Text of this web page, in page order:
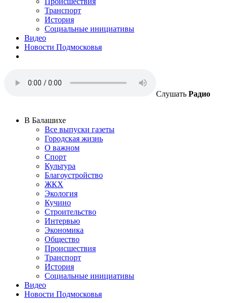
Транспорт
История
Социальные инициативы
Видео
Новости Подмосковья
Слушать Радио
В Балашихе
Все выпуски газеты
Городская жизнь
О важном
Спорт
Культура
Благоустройство
ЖКХ
Экология
Кучино
Строительство
Интервью
Экономика
Общество
Происшествия
Транспорт
История
Социальные инициативы
Видео
Новости Подмосковья